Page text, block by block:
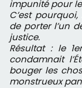
impunité pour
C’est
de porter l’un
justice.
Résultat : le
condamnait
bouger les
monstrueux